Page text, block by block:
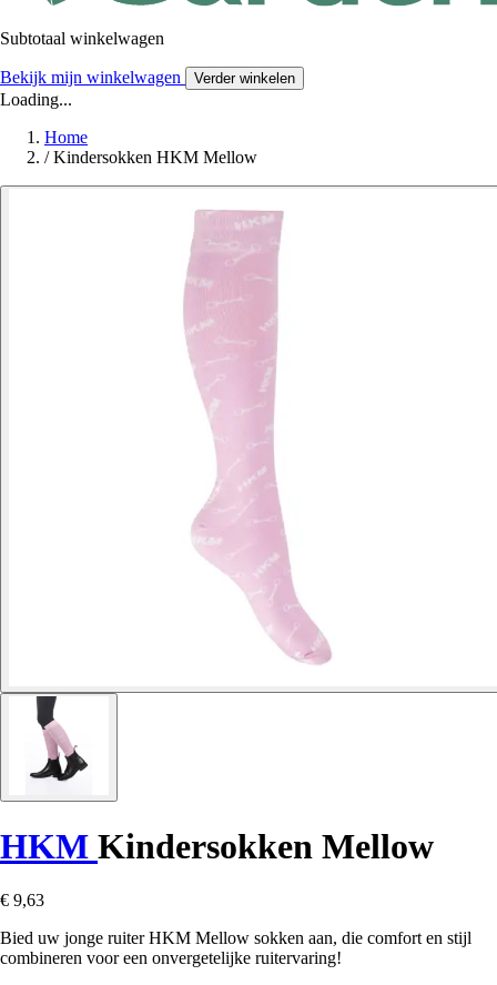
Subtotaal winkelwagen
Bekijk mijn winkelwagen Verder winkelen
Loading...
Home
/ Kindersokken HKM Mellow
HKM Kindersokken Mellow
€ 9,63
Bied uw jonge ruiter HKM Mellow sokken aan, die comfort en stijl
combineren voor een onvergetelijke ruitervaring!